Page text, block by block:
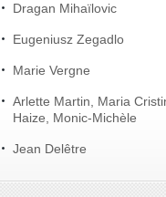
Dragan Mihaïlovic
Eugeniusz Zegadlo
Marie Vergne
Arlette Martin, Maria
Haize, Monic-Michèle
Jean Delêtre